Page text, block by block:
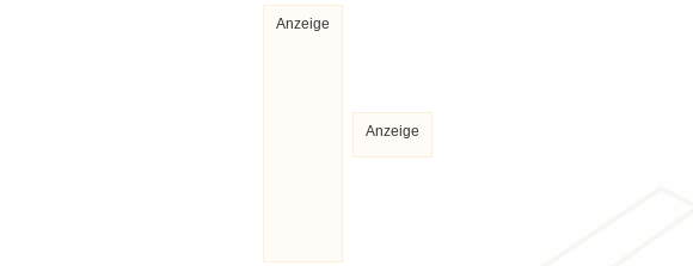
Anzeige
Anzeige